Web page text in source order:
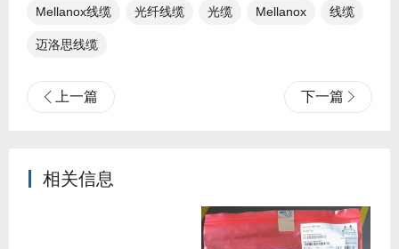
Mellanox线缆 光纤线缆​ 光缆 Mellanox 线缆
迈洛思线缆
上一篇 下一篇
相关信息